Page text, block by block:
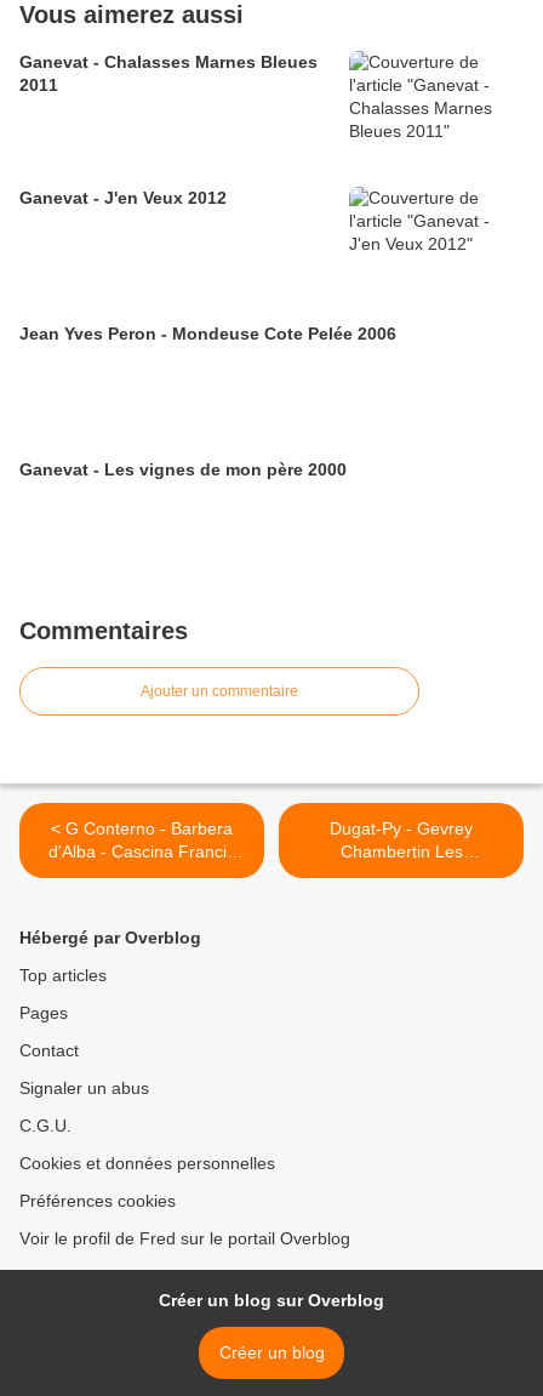
Vous aimerez aussi
Ganevat - Chalasses Marnes Bleues
2011
Ganevat - J'en Veux 2012
Jean Yves Peron - Mondeuse Cote Pelée 2006
Ganevat - Les vignes de mon père 2000
Commentaires
Ajouter un commentaire
< G Conterno - Barbera
d'Alba - Cascina Francia
2011
Dugat-Py - Gevrey
Chambertin Les
Champeaux 2004 >
Hébergé par Overblog
Top articles
Pages
Contact
Signaler un abus
C.G.U.
Cookies et données personnelles
Préférences cookies
Voir le profil de Fred sur le portail Overblog
Créer un blog sur Overblog
Créer un blog